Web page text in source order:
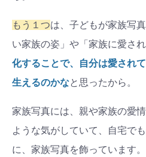
もう１つは、子どもが家族写
い家族の姿」や「家族に愛さ
化することで、自分は愛され
生えるのかなと思ったから。
家族写真には、親や家族の愛
ような気がしていて、自宅で
に、家族写真を飾っています。